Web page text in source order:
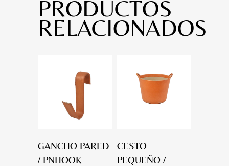
PRODUCTOS
RELACIONADOS
GANCHO PARED
/ PNHOOK
CESTO
PEQUEÑO /